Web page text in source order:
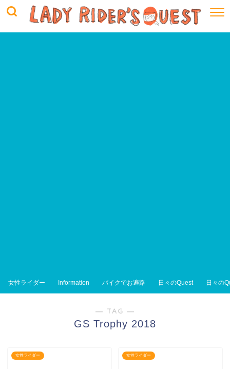
女性ライダー Information バイクでお遍路 日々のQuest 日々の
― TAG ―
GS Trophy 2018
女性ライダー 女性ライダー